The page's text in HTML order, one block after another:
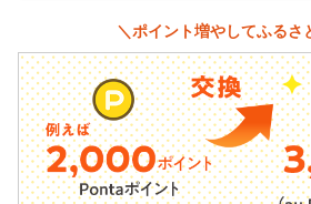
＼ポイント増やしてふるさ